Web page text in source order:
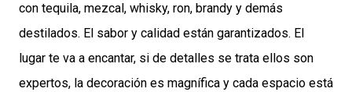
con tequila, mezcal, whisky, ron, brandy y demás
destilados. El sabor y calidad están garantizados. El
lugar te va a encantar, si de detalles se trata ellos son
expertos, la decoración es magnífica y cada espacio está